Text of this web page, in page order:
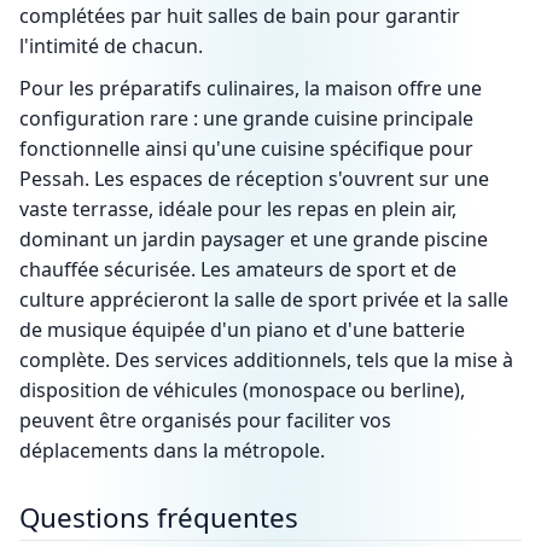
complétées par huit salles de bain pour garantir
l'intimité de chacun.
Pour les préparatifs culinaires, la maison offre une
configuration rare : une grande cuisine principale
fonctionnelle ainsi qu'une cuisine spécifique pour
Pessah. Les espaces de réception s'ouvrent sur une
vaste terrasse, idéale pour les repas en plein air,
dominant un jardin paysager et une grande piscine
chauffée sécurisée. Les amateurs de sport et de
culture apprécieront la salle de sport privée et la salle
de musique équipée d'un piano et d'une batterie
complète. Des services additionnels, tels que la mise à
disposition de véhicules (monospace ou berline),
peuvent être organisés pour faciliter vos
déplacements dans la métropole.
Questions fréquentes